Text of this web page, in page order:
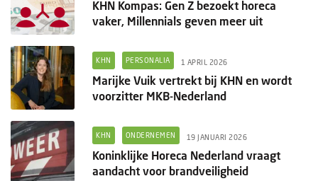
KHN Kompas: Gen Z bezoekt horeca
vaker, Millennials geven meer uit
KHN PERSONALIA 1 APRIL 2026
Marijke Vuik vertrekt bij KHN en wordt
voorzitter MKB-Nederland
KHN ONDERNEMEN 19 JANUARI 2026
Koninklijke Horeca Nederland vraagt
aandacht voor brandveiligheid